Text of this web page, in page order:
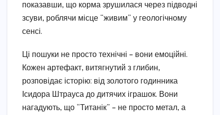
показавши, що корма зрушилася через підводні
зсуви, роблячи місце “живим” у геологічному
сенсі.
Ці пошуки не просто технічні – вони емоційні.
Кожен артефакт, витягнутий з глибин,
розповідає історію: від золотого годинника
Ісидора Штрауса до дитячих іграшок. Вони
нагадують, що “Титанік” – не просто метал, а